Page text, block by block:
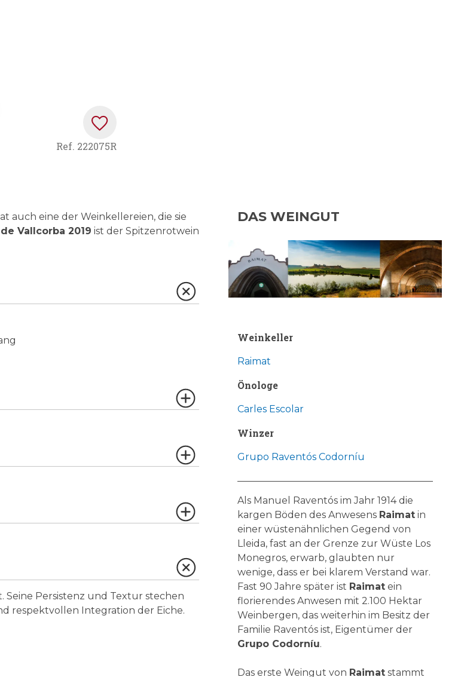
Ref. 222075R
auch eine der Weinkellereien, die sie
Vallcorba 2019 ist der Spitzenrotwein
Seine Persistenz und Textur stechen
respektvollen Integration der Eiche.
DAS WEINGUT
Weinkeller
Raimat
Önologe
Carles Escolar
Winzer
Grupo Raventós Codorníu
Als Manuel Raventós im Jahr 1914 die
kargen Böden des Anwesens Raimatin
einer wüstenähnlichen Gegend von
Lleida, fast an der Grenze zur Wüste Los
Monegros, erwarb, glaubten nur
wenige, dass er bei klarem Verstand war.
Fast 90 Jahre später ist Raimatein
florierendes Anwesen mit 2.100 Hektar
Weinbergen, das weiterhin im Besitz der
Familie Raventós ist, Eigentümer der
Grupo Codorníu.
Das erste Weingut von Raimatstammt